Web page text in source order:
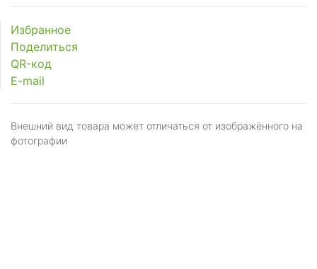
Избранное
Поделиться
QR-код
E-mail
Внешний вид товара может отличаться от изображённого на
фотографии